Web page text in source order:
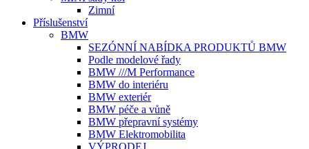
Zimní
Příslušenství
BMW
SEZÓNNÍ NABÍDKA PRODUKTŮ BMW
Podle modelové řady
BMW ///M Performance
BMW do interiéru
BMW exteriér
BMW péče a vůně
BMW přepravní systémy
BMW Elektromobilita
VÝPRODEJ